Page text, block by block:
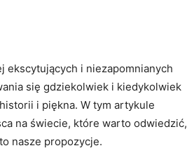
​ekscytujących i niezapomnianych
⁣się gdziekolwiek i kiedykolwiek
i piękna. W tym artykule
na świecie, które warto odwiedzić,
nasze⁤ propozycje.